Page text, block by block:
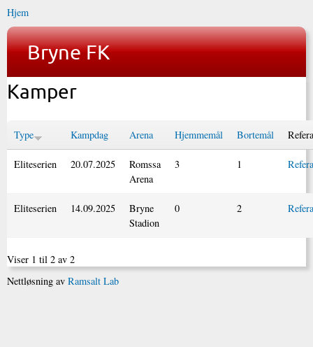
Hjem
Bryne FK
Kamper
Type Kampdag Arena Hjemmemål Bortemål
Eliteserien 20.07.2025
Romssa
Arena
3 1
Eliteserien 14.09.2025
Bryne
Stadion
0 2
Viser 1 til 2 av 2
Nettløsning av Ramsalt Lab